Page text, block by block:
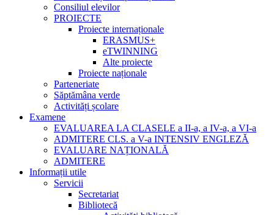
Consiliul elevilor
PROIECTE
Proiecte internaționale
ERASMUS+
eTWINNING
Alte proiecte
Proiecte naționale
Parteneriate
Săptămâna verde
Activități școlare
Examene
EVALUAREA LA CLASELE a II-a, a IV-a, a VI-a
ADMITERE CLS. a V-a INTENSIV ENGLEZĂ
EVALUARE NAȚIONALĂ
ADMITERE
Informații utile
Servicii
Secretariat
Bibliotecă